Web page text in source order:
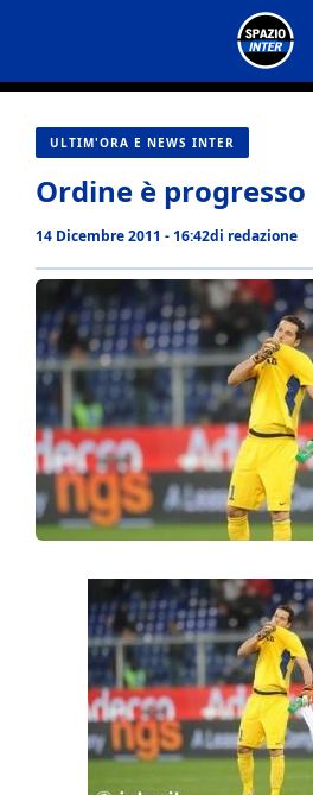
contenuto
ULTIM'ORA E NEWS INTER
Ordine è progresso
14 Dicembre 2011 - 16:42di redazione